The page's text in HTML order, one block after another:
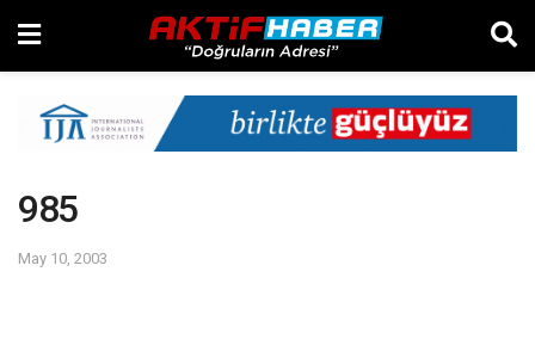
985
May 10, 2003